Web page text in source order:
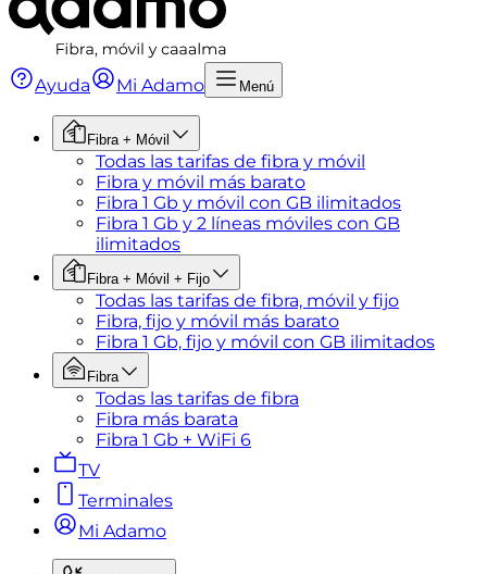
Ayuda Mi Adamo Menú
Fibra + Móvil
Todas las tarifas de fibra y móvil
Fibra y móvil más barato
Fibra 1 Gb y móvil con GB ilimitados
Fibra 1 Gb y 2 líneas móviles con GB
ilimitados
Fibra + Móvil + Fijo
Todas las tarifas de fibra, móvil y fijo
Fibra, fijo y móvil más barato
Fibra 1 Gb, fijo y móvil con GB ilimitados
Fibra
Todas las tarifas de fibra
Fibra más barata
Fibra 1 Gb + WiFi 6
TV
Terminales
Mi Adamo